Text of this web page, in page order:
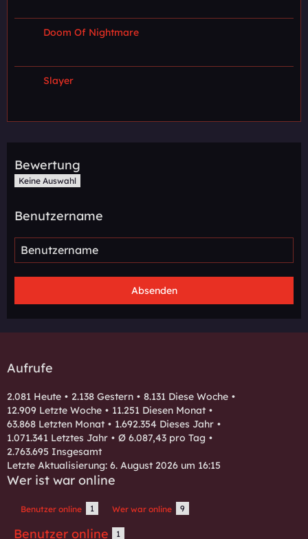
Doom Of Nightmare
Slayer
Bewertung
Keine Auswahl
Benutzername
Aufrufe
2.081 Heute 2.138 Gestern
8.131 Diese Woche
12.909 Letzte Woche
11.251 Diesen Monat
63.868 Letzten Monat
1.692.354 Dieses Jahr
1.071.341 Letztes Jahr
Ø 6.087,43 pro Tag
2.763.695 Insgesamt
Letzte Aktualisierung: 6. August 2026 um 16:15
Wer ist war online
Benutzer online 1 Wer war online 9
Benutzer online 1